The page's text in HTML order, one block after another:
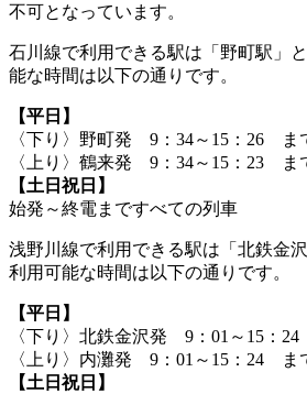
不可となっています。
石川線で利用できる駅は「野町駅」
能な時間は以下の通りです。
【平日】
〈下り〉野町発 9：34～15：26 ま
〈上り〉鶴来発 9：34～15：23 ま
【土日祝日】
始発～終電まですべての列車
浅野川線で利用できる駅は「北鉄金
利用可能な時間は以下の通りです。
【平日】
〈下り〉北鉄金沢発 9：01～15：
〈上り〉内灘発 9：01～15：24 ま
【土日祝日】